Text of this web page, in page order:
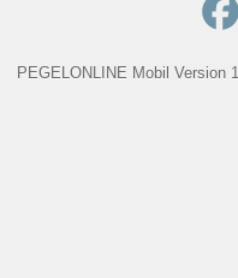
PEGELONLINE Mobil Version